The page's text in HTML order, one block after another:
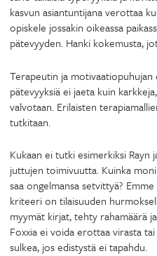
kasvun asiantuntijana verottaa
opiskele jossakin oikeassa
pätevyyden. Hanki kokemusta,
Terapeutin ja
pätevyyksiä ei jaeta kuin
valvotaan. Erilaisten
tutkitaan.
Kukaan ei tutki esimerkiksi Rayn
juttujen toimivuutta. Kuinka
saa ongelmansa setvittyä?
kriteeri on tilaisuuden
myymät kirjat, tehty rahamäärä
Foxxia ei voida erottaa virasta
sulkea, jos edistystä ei tapahdu.